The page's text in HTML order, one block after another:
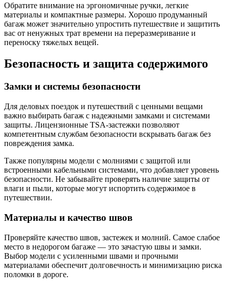
Обратите внимание на эргономичные ручки, легкие
материалы и компактные размеры. Хорошо продуманный
багаж может значительно упростить путешествие и защитить
вас от ненужных трат времени на переразмеривание и
переноску тяжелых вещей.
Безопасность и защита содержимого
Замки и системы безопасности
Для деловых поездок и путешествий с ценными вещами
важно выбирать багаж с надежными замками и системами
защиты. Лицензионные TSA-застежки позволяют
компетентным службам безопасности вскрывать багаж без
повреждения замка.
Также популярны модели с молниями с защитой или
встроенными кабельными системами, что добавляет уровень
безопасности. Не забывайте проверять наличие защиты от
влаги и пыли, которые могут испортить содержимое в
путешествии.
Материалы и качество швов
Проверяйте качество швов, застежек и молний. Самое слабое
место в недорогом багаже — это зачастую швы и замки.
Выбор модели с усиленными швами и прочными
материалами обеспечит долговечность и минимизацию риска
поломки в дороге.